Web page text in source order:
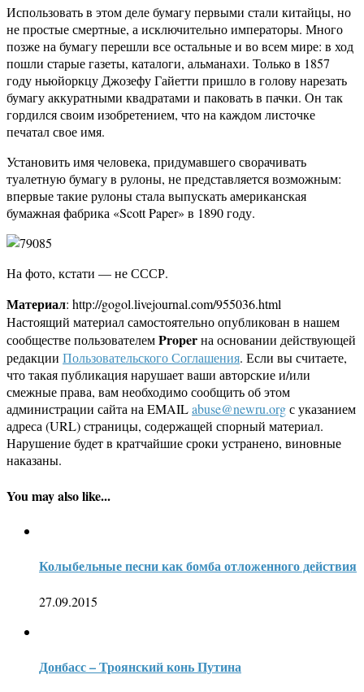
Использовать в этом деле бумагу первыми стали китайцы, но
не простые смертные, а исключительно императоры. Много
позже на бумагу перешли все остальные и во всем мире: в ход
пошли старые газеты, каталоги, альманахи. Только в 1857
году ньюйоркцу Джозефу Гайетти пришло в голову нарезать
бумагу аккуратными квадратами и паковать в пачки. Он так
гордился своим изобретением, что на каждом листочке
печатал свое имя.
Установить имя человека, придумавшего сворачивать
туалетную бумагу в рулоны, не представляется возможным:
впервые такие рулоны стала выпускать американская
бумажная фабрика «Scott Paper» в 1890 году.
На фото, кстати — не СССР.
Материал: http://gogol.livejournal.com/955036.html
Настоящий материал самостоятельно опубликован в нашем
сообществе пользователемProperна основании действующей
редакции Пользовательского Соглашения. Если вы считаете,
что такая публикация нарушает ваши авторские и/или
смежные права, вам необходимо сообщить об этом
администрации сайта на EMAILabuse@newru.orgс указанием
адреса (URL) страницы, содержащей спорный материал.
Нарушение будет в кратчайшие сроки устранено, виновные
наказаны.
You may also like...
Колыбельные песни как бомба отложенного действия
27.09.2015
Донбасс – Троянский конь Путина